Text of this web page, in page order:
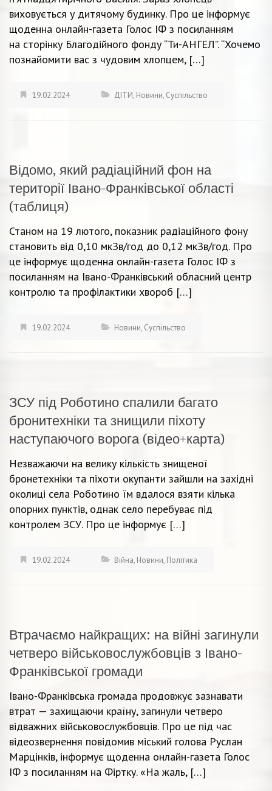
виховується у дитячому будинку. Про це інформує
щоденна онлайн-газета Голос ІФ з посиланням
на сторінку Благодійного фонду “Ти-АНГЕЛ”. “Хочемо
познайомити вас з чудовим хлопцем, […]
19.02.2024 ДІТИ, Новини, Суспільство
Відомо, який радіаційний фон на
території Івано-Франківської області
(таблиця)
Станом на 19 лютого, показник радіаційного фону
становить від 0,10 мкЗв/год до 0,12 мкЗв/год. Про
це інформує щоденна онлайн-газета Голос ІФ з
посиланням на Івано-Франківський обласний центр
контролю та профілактики хвороб […]
19.02.2024 Новини, Суспільство
ЗСУ під Роботино спалили багато
бронитехніки та знищили піхоту
наступаючого ворога (відео+карта)
Незважаючи на велику кількість знищеної
бронетехніки та піхоти окупанти зайшли на західні
околиці села Роботино їм вдалося взяти кілька
опорних пунктів, однак село перебуває під
контролем ЗСУ. Про це інформує […]
19.02.2024 Війна, Новини, Політика
Втрачаємо найкращих: на війні загинули
четверо військовослужбовців з Івано-
Франківської громади
Івано-Франківська громада продовжує зазнавати
втрат — захищаючи країну, загинули четверо
відважних військовослужбовців. Про це під час
відеозвернення повідомив міський голова Руслан
Марцінків, інформує щоденна онлайн-газета Голос
ІФ з посиланням на Фіртку. «На жаль, […]